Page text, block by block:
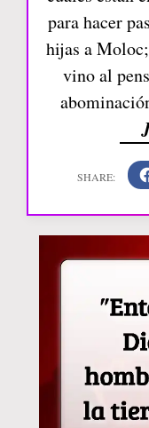
para hacer
hijas a
vino al